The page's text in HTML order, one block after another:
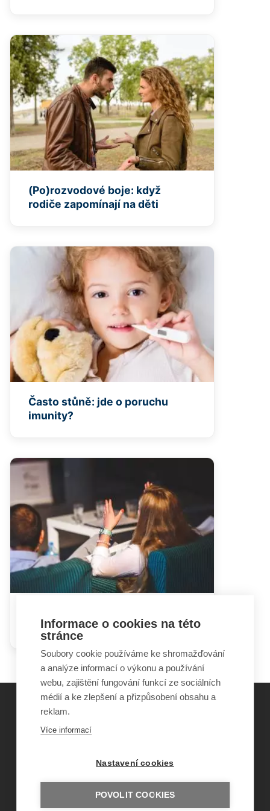
(Po)rozvodové boje: když
rodiče zapomínají na děti
Často stůně: jde o poruchu
imunity?
ublížit i prospět
©Obecně prospěšná společnost Sirius
ISSN 1805-8876
nazory@sancedetem.cz
Odběr novinek e-mailem
Informace o cookies na této
stránce
Soubory cookie používáme ke shromažďování
a analýze informací o výkonu a používání
webu, zajištění fungování funkcí ze sociálních
médií a ke zlepšení a přizpůsobení obsahu a
reklam.
Více informací
Nastavení cookies
POVOLIT COOKIES